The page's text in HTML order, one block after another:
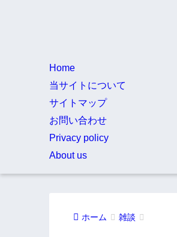
Home
当サイトについて
サイトマップ
お問い合わせ
Privacy policy
About us
ホーム 雑談